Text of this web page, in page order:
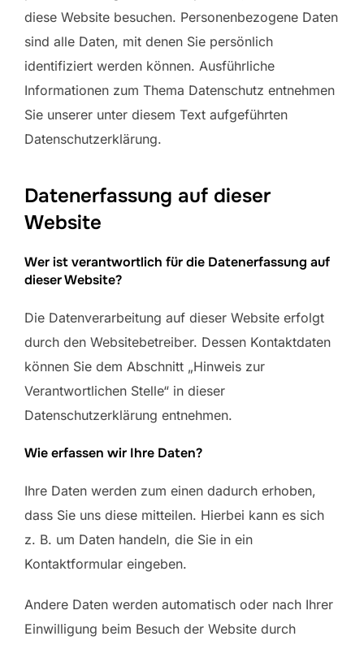
diese Website besuchen. Personenbezogene Daten
sind alle Daten, mit denen Sie persönlich
identifiziert werden können. Ausführliche
Informationen zum Thema Datenschutz entnehmen
Sie unserer unter diesem Text aufgeführten
Datenschutzerklärung.
Datenerfassung auf dieser
Website
Wer ist verantwortlich für die Datenerfassung auf
dieser Website?
Die Datenverarbeitung auf dieser Website erfolgt
durch den Websitebetreiber. Dessen Kontaktdaten
können Sie dem Abschnitt „Hinweis zur
Verantwortlichen Stelle“ in dieser
Datenschutzerklärung entnehmen.
Wie erfassen wir Ihre Daten?
Ihre Daten werden zum einen dadurch erhoben,
dass Sie uns diese mitteilen. Hierbei kann es sich
z. B. um Daten handeln, die Sie in ein
Kontaktformular eingeben.
Andere Daten werden automatisch oder nach Ihrer
Einwilligung beim Besuch der Website durch